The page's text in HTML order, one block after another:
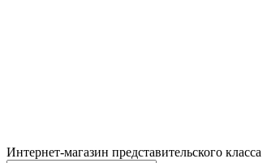
Интернет-магазин представительского класса